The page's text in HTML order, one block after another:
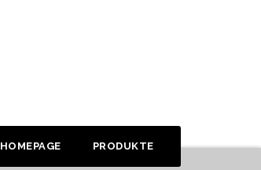
HOMEPAGE PRODUKTE